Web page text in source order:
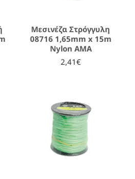
Μεσινέζα Στρόγγυλη
08716 1,65mm x 15m
Nylon AMA
2,41€